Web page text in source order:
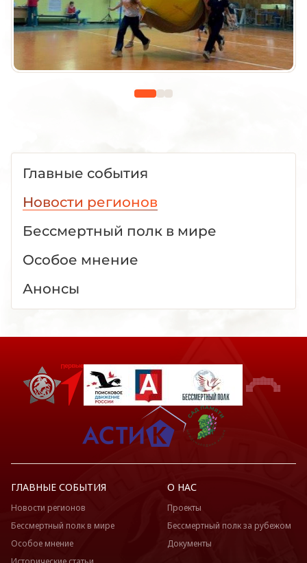
Главные события
Новости регионов
Бессмертный полк в мире
Особое мнение
Анонсы
ГЛАВНЫЕ СОБЫТИЯ
Новости регионов
Бессмертный полк в мире
Особое мнение
О НАС
Проекты
Бессмертный полк за рубежом
Документы